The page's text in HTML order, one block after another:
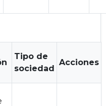
Tipo de
sociedad
Acciones